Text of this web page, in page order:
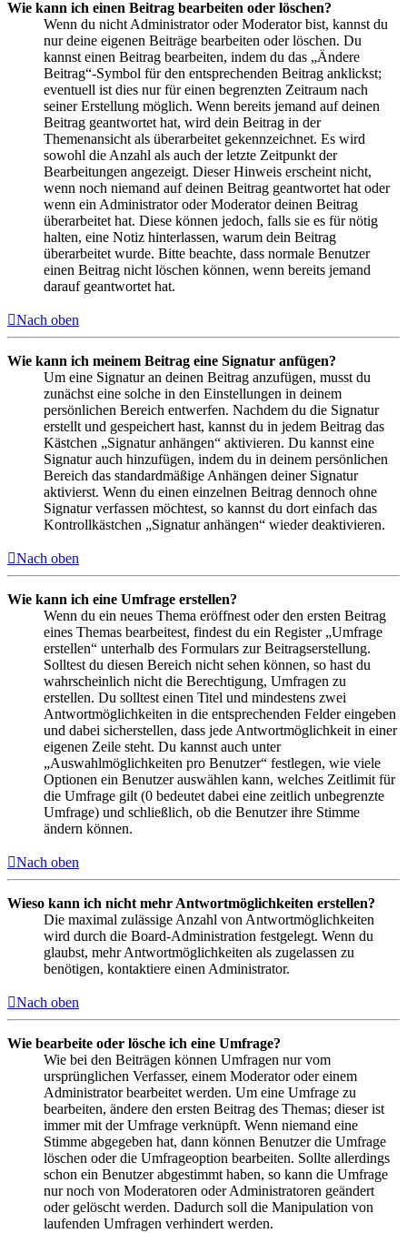
Wie kann ich einen Beitrag bearbeiten oder löschen?
Wenn du nicht Administrator oder Moderator bist, kannst du
nur deine eigenen Beiträge bearbeiten oder löschen. Du
kannst einen Beitrag bearbeiten, indem du das „Ändere
Beitrag“-Symbol für den entsprechenden Beitrag anklickst;
eventuell ist dies nur für einen begrenzten Zeitraum nach
seiner Erstellung möglich. Wenn bereits jemand auf deinen
Beitrag geantwortet hat, wird dein Beitrag in der
Themenansicht als überarbeitet gekennzeichnet. Es wird
sowohl die Anzahl als auch der letzte Zeitpunkt der
Bearbeitungen angezeigt. Dieser Hinweis erscheint nicht,
wenn noch niemand auf deinen Beitrag geantwortet hat oder
wenn ein Administrator oder Moderator deinen Beitrag
überarbeitet hat. Diese können jedoch, falls sie es für nötig
halten, eine Notiz hinterlassen, warum dein Beitrag
überarbeitet wurde. Bitte beachte, dass normale Benutzer
einen Beitrag nicht löschen können, wenn bereits jemand
darauf geantwortet hat.
Nach oben
Wie kann ich meinem Beitrag eine Signatur anfügen?
Um eine Signatur an deinen Beitrag anzufügen, musst du
zunächst eine solche in den Einstellungen in deinem
persönlichen Bereich entwerfen. Nachdem du die Signatur
erstellt und gespeichert hast, kannst du in jedem Beitrag das
Kästchen „Signatur anhängen“ aktivieren. Du kannst eine
Signatur auch hinzufügen, indem du in deinem persönlichen
Bereich das standardmäßige Anhängen deiner Signatur
aktivierst. Wenn du einen einzelnen Beitrag dennoch ohne
Signatur verfassen möchtest, so kannst du dort einfach das
Kontrollkästchen „Signatur anhängen“ wieder deaktivieren.
Nach oben
Wie kann ich eine Umfrage erstellen?
Wenn du ein neues Thema eröffnest oder den ersten Beitrag
eines Themas bearbeitest, findest du ein Register „Umfrage
erstellen“ unterhalb des Formulars zur Beitragserstellung.
Solltest du diesen Bereich nicht sehen können, so hast du
wahrscheinlich nicht die Berechtigung, Umfragen zu
erstellen. Du solltest einen Titel und mindestens zwei
Antwortmöglichkeiten in die entsprechenden Felder eingeben
und dabei sicherstellen, dass jede Antwortmöglichkeit in einer
eigenen Zeile steht. Du kannst auch unter
„Auswahlmöglichkeiten pro Benutzer“ festlegen, wie viele
Optionen ein Benutzer auswählen kann, welches Zeitlimit für
die Umfrage gilt (0 bedeutet dabei eine zeitlich unbegrenzte
Umfrage) und schließlich, ob die Benutzer ihre Stimme
ändern können.
Nach oben
Wieso kann ich nicht mehr Antwortmöglichkeiten erstellen?
Die maximal zulässige Anzahl von Antwortmöglichkeiten
wird durch die Board-Administration festgelegt. Wenn du
glaubst, mehr Antwortmöglichkeiten als zugelassen zu
benötigen, kontaktiere einen Administrator.
Nach oben
Wie bearbeite oder lösche ich eine Umfrage?
Wie bei den Beiträgen können Umfragen nur vom
ursprünglichen Verfasser, einem Moderator oder einem
Administrator bearbeitet werden. Um eine Umfrage zu
bearbeiten, ändere den ersten Beitrag des Themas; dieser ist
immer mit der Umfrage verknüpft. Wenn niemand eine
Stimme abgegeben hat, dann können Benutzer die Umfrage
löschen oder die Umfrageoption bearbeiten. Sollte allerdings
schon ein Benutzer abgestimmt haben, so kann die Umfrage
nur noch von Moderatoren oder Administratoren geändert
oder gelöscht werden. Dadurch soll die Manipulation von
laufenden Umfragen verhindert werden.